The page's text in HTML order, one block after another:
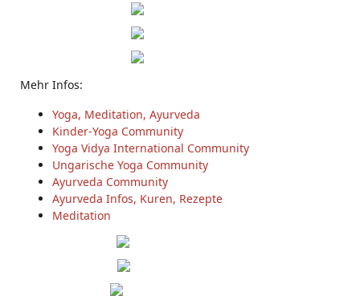
Mehr Infos:
Yoga, Meditation, Ayurveda
Kinder-Yoga Community
Yoga Vidya International Community
Ungarische Yoga Community
Ayurveda Community
Ayurveda Infos, Kuren, Rezepte
Meditation